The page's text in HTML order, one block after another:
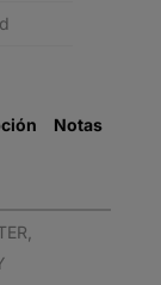
Notas